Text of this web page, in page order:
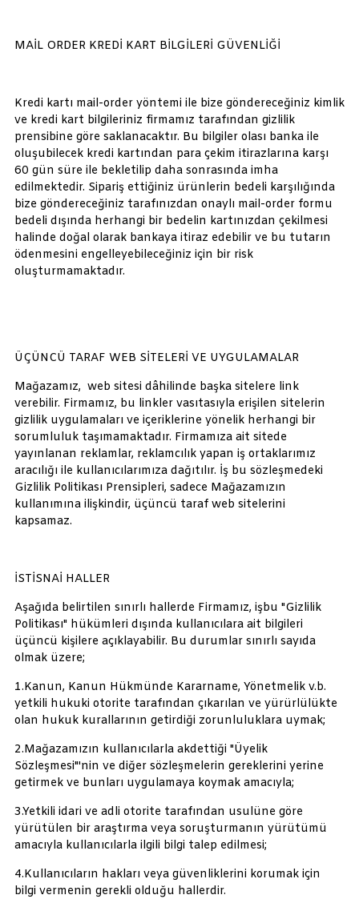
MAİL ORDER KREDİ KART BİLGİLERİ GÜVENLİĞİ
Kredi kartı mail-order yöntemi ile bize göndereceğiniz kimlik
ve kredi kart bilgileriniz firmamız tarafından gizlilik
prensibine göre saklanacaktır. Bu bilgiler olası banka ile
oluşubilecek kredi kartından para çekim itirazlarına karşı
60 gün süre ile bekletilip daha sonrasında imha
edilmektedir. Sipariş ettiğiniz ürünlerin bedeli karşılığında
bize göndereceğiniz tarafınızdan onaylı mail-order formu
bedeli dışında herhangi bir bedelin kartınızdan çekilmesi
halinde doğal olarak bankaya itiraz edebilir ve bu tutarın
ödenmesini engelleyebileceğiniz için bir risk
oluşturmamaktadır.
ÜÇÜNCÜ TARAF WEB SİTELERİ VE UYGULAMALAR
Mağazamız, web sitesi dâhilinde başka sitelere link
verebilir. Firmamız, bu linkler vasıtasıyla erişilen sitelerin
gizlilik uygulamaları ve içeriklerine yönelik herhangi bir
sorumluluk taşımamaktadır. Firmamıza ait sitede
yayınlanan reklamlar, reklamcılık yapan iş ortaklarımız
aracılığı ile kullanıcılarımıza dağıtılır. İş bu sözleşmedeki
Gizlilik Politikası Prensipleri, sadece Mağazamızın
kullanımına ilişkindir, üçüncü taraf web sitelerini
kapsamaz.
İSTİSNAİ HALLER
Aşağıda belirtilen sınırlı hallerde Firmamız, işbu "Gizlilik
Politikası" hükümleri dışında kullanıcılara ait bilgileri
üçüncü kişilere açıklayabilir. Bu durumlar sınırlı sayıda
olmak üzere;
1.Kanun, Kanun Hükmünde Kararname, Yönetmelik v.b.
yetkili hukuki otorite tarafından çıkarılan ve yürürlülükte
olan hukuk kurallarının getirdiği zorunluluklara uymak;
2.Mağazamızın kullanıcılarla akdettiği "Üyelik
Sözleşmesi"'nin ve diğer sözleşmelerin gereklerini yerine
getirmek ve bunları uygulamaya koymak amacıyla;
3.Yetkili idari ve adli otorite tarafından usulüne göre
yürütülen bir araştırma veya soruşturmanın yürütümü
amacıyla kullanıcılarla ilgili bilgi talep edilmesi;
4.Kullanıcıların hakları veya güvenliklerini korumak için
bilgi vermenin gerekli olduğu hallerdir.